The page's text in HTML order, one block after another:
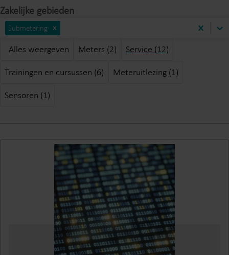
Zakelijke gebieden
Submetering
Alles weergeven Meters (2) Service (12)
Trainingen en cursussen (6) Meteruitlezing (1)
Sensoren (1)